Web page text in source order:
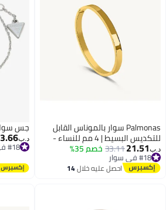
Palmonas سوار بالموناس القابل
للتكديس البسيط | 4 مم للنساء -
مقاوم للماء ومضاد للتأكسد
د.ب‏21.51
33.11خصم 35%
#18 في سوار
#18 في سوار احصل عليه خلال14
جس
د.ب‏
#18 في أساور نسائية